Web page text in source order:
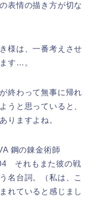
表情の描き方が切な
様は、一番考えさせ
す…。
終わって無事に帰れ
うと思っていると、
りますよね。
鋼の錬金術師
それもまた彼の戦
名台詞。（私は、こ
れていると感じまし